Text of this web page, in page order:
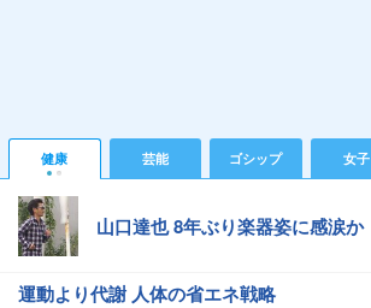
健康 芸能 ゴシップ 女子
山口達也 8年ぶり楽器姿に感涙か
運動より代謝 人体の省エネ戦略